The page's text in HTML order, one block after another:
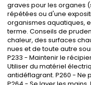
graves pour les organes
répétées ou d'une
organismes aquatiques,
terme. Conseils de
chaleur, des surfaces
nues et de toute autre
P233 - Maintenir le
Utiliser du matériel
antidéflagrant. P260 - Ne